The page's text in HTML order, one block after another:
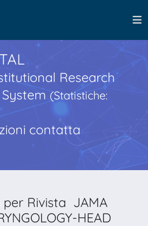
Research
(Statistiche:
contatta
per Rivista JAMA
HEAD